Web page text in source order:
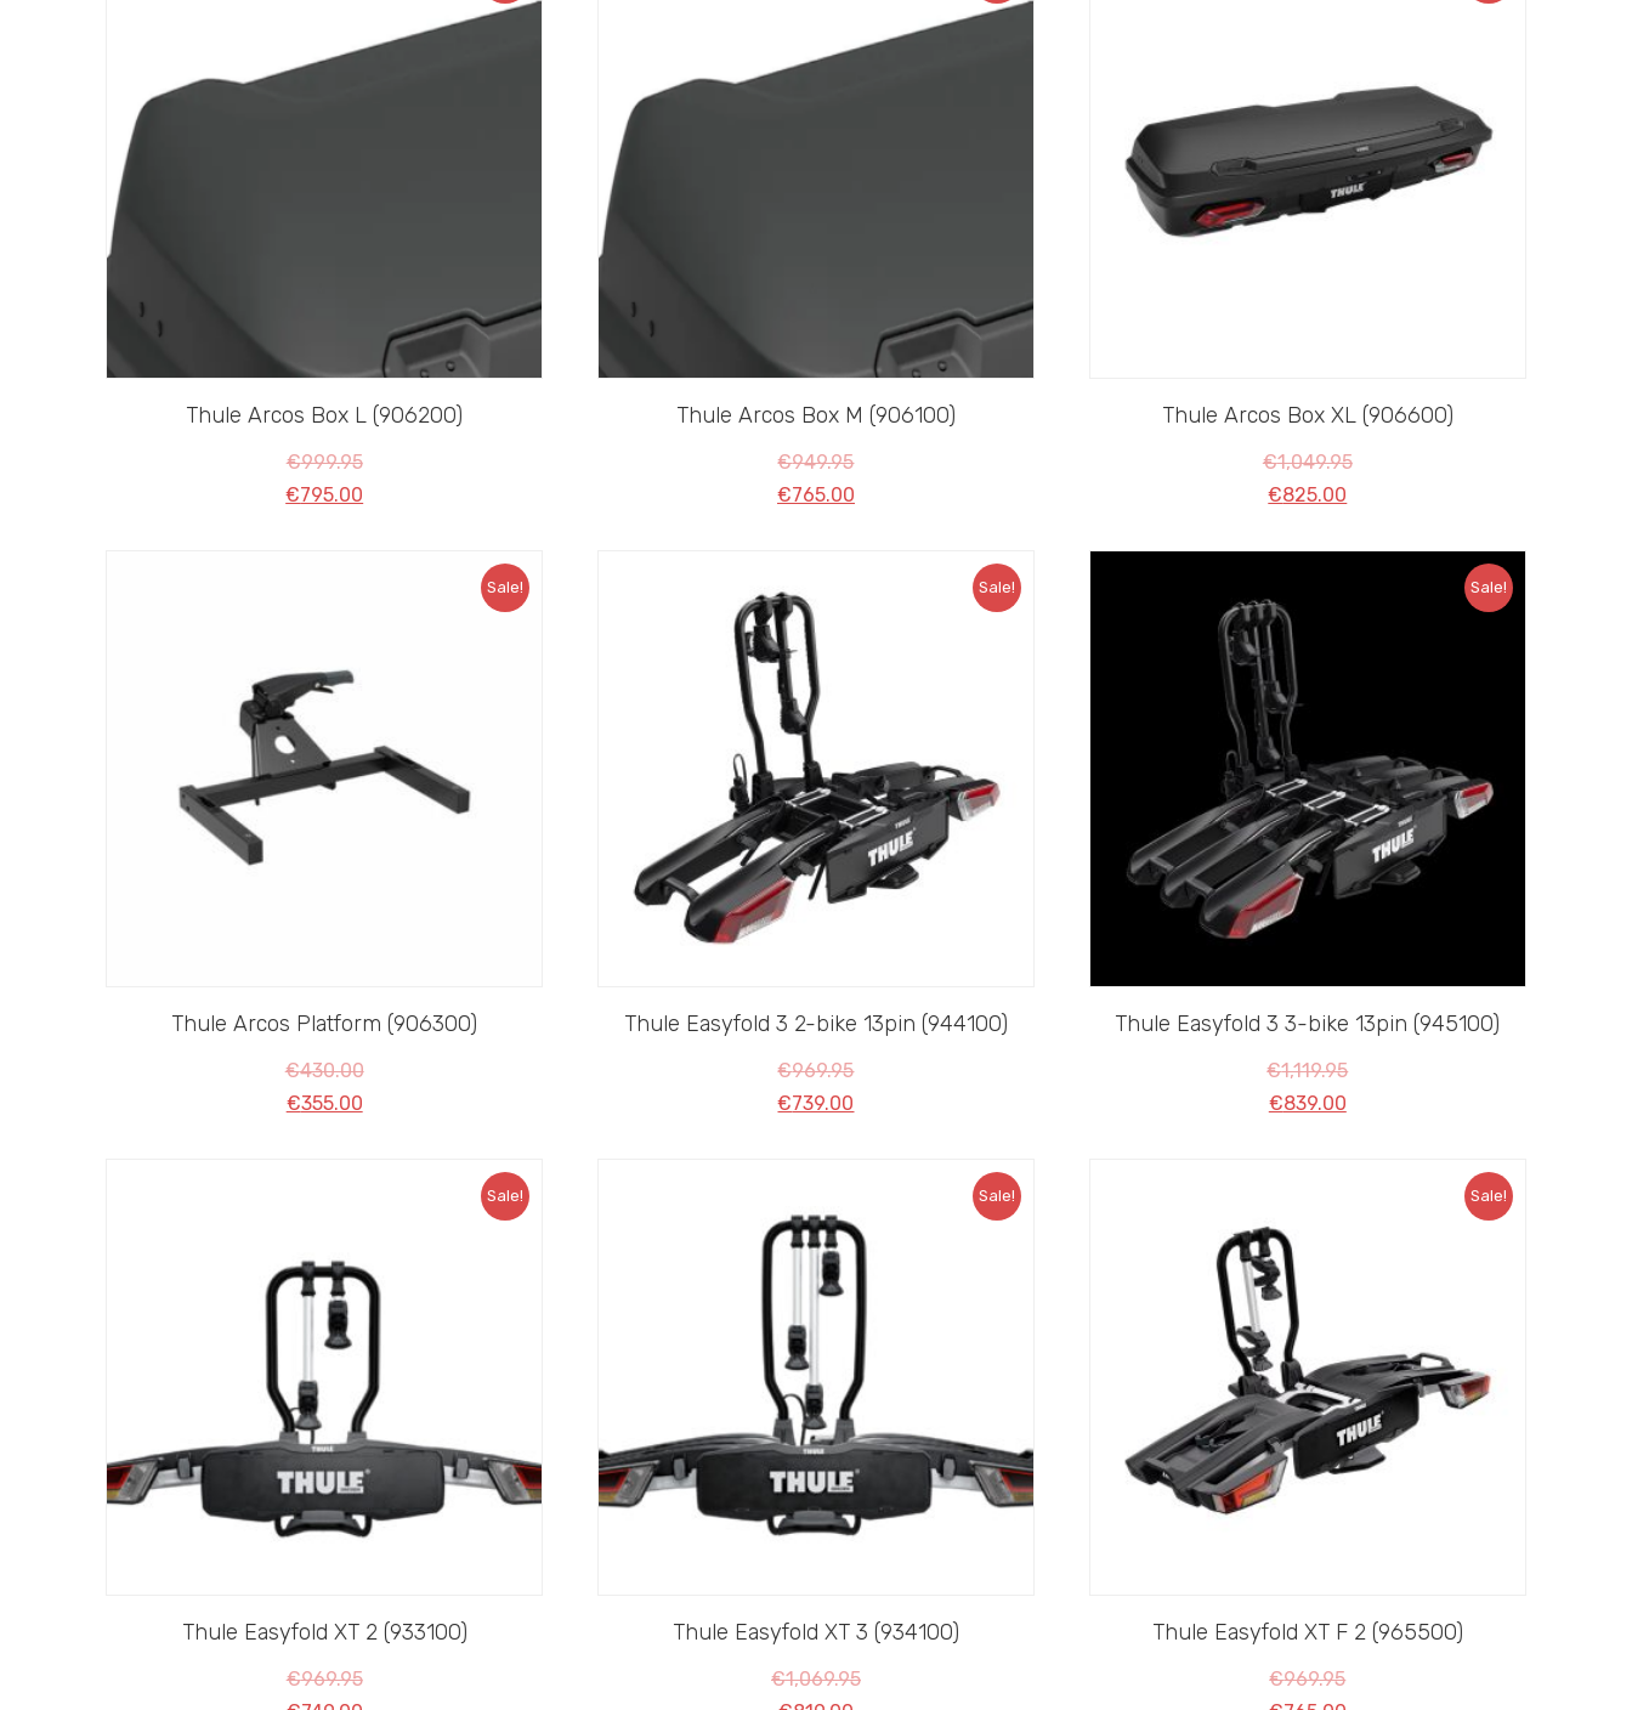
Thule Arcos Box L (906200)
€999.95
€795.00
Thule Arcos Box M (906100)
€949.95
€765.00
Thule Arcos Box XL (906600)
€1,049.95
€825.00
Sale!
Thule Arcos Platform (906300)
€430.00
€355.00
Sale!
Thule Easyfold 3 2-bike 13pin (944100)
€969.95
€739.00
Sale!
Thule Easyfold 3 3-bike 13pin (945100)
€1,119.95
€839.00
Sale!
Thule Easyfold XT 2 (933100)
€969.95
Sale!
Thule Easyfold XT 3 (934100)
€1,069.95
Sale!
Thule Easyfold XT F 2 (965500)
€969.95